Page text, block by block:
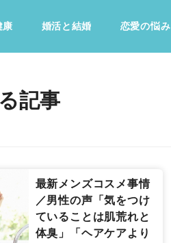
康 婚活と結婚 恋愛の悩み
レンド・芸能
記事
最新メンズコスメ事情
／男性の声「気をつけ
ていることは肌荒れと
体臭」「ヘアケアより